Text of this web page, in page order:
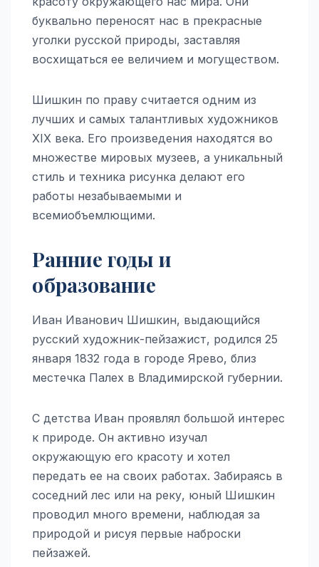
буквально переносят нас в прекрасные
уголки русской природы, заставляя
восхищаться ее величием и могуществом.
Шишкин по праву считается одним из
лучших и самых талантливых художников
XIX века. Его произведения находятся во
множестве мировых музеев, а уникальный
стиль и техника рисунка делают его
работы незабываемыми и
всемиобъемлющими.
Ранние годы и
образование
Иван Иванович Шишкин, выдающийся
русский художник-пейзажист, родился 25
января 1832 года в городе Ярево, близ
местечка Палех в Владимирской губернии.
С детства Иван проявлял большой интерес
к природе. Он активно изучал
окружающую его красоту и хотел
передать ее на своих работах. Забираясь в
соседний лес или на реку, юный Шишкин
проводил много времени, наблюдая за
природой и рисуя первые наброски
пейзажей.